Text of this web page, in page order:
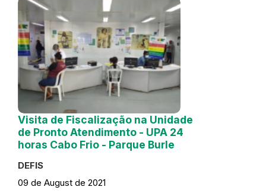
Visita de Fiscalização na Unidade
de Pronto Atendimento - UPA 24
horas Cabo Frio - Parque Burle
DEFIS
09 de August de 2021